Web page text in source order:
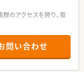
おり、スキルアップの
厚生も充実しておりま
のアクセスを誇り、毎
務も在籍し、全員で連
問い合わせ